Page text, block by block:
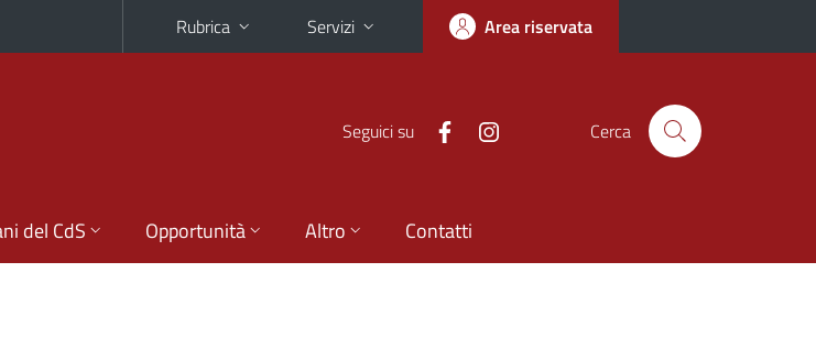
Rubrica Servizi Area riservata
Seguici su Cerca
del CdS Opportunità Altro Contatti